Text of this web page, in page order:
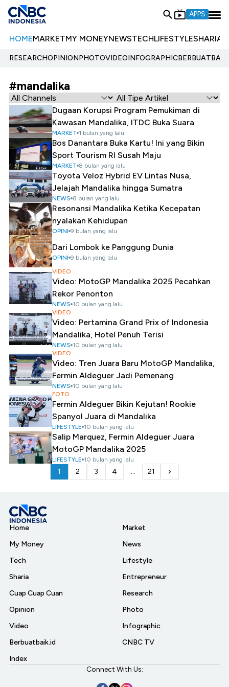
APPS
HOMEMARKETMY MONEYNEWSTECHLIFESTYLESHARIA
RESEARCHOPINIONPHOTOVIDEOINFOGRAPHIC
#mandalika
Dugaan Korupsi Program Pemukiman di
Kawasan Mandalika, ITDC Buka Suara
MARKET 1 bulan yang lalu
Bos Danantara Buka Kartu! Ini yang Bikin
Sport Tourism RI Susah Maju
MARKET 8 bulan yang lalu
Toyota Veloz Hybrid EV Lintas Nusa,
Jelajah Mandalika hingga Sumatra
NEWS 8 bulan yang lalu
Resonansi Mandalika Ketika Kecepatan
nyalakan Kehidupan
OPINI 9 bulan yang lalu
Dari Lombok ke Panggung Dunia
OPINI 9 bulan yang lalu
VIDEO
Video: MotoGP Mandalika 2025 Pecahkan
Rekor Penonton
NEWS 10 bulan yang lalu
VIDEO
Video: Pertamina Grand Prix of Indonesia
Mandalika, Hotel Penuh Terisi
NEWS 10 bulan yang lalu
VIDEO
Video: Tren Juara Baru MotoGP Mandalika,
Fermin Aldeguer Jadi Pemenang
NEWS 10 bulan yang lalu
FOTO
Fermin Aldeguer Bikin Kejutan! Rookie
Spanyol Juara di Mandalika
LIFESTYLE 10 bulan yang lalu
Salip Marquez, Fermin Aldeguer Juara
MotoGP Mandalika 2025
LIFESTYLE 10 bulan yang lalu
1 2 3 4 ... 21
Home
My Money
Tech
Sharia
Cuap Cuap Cuan
Opinion
Video
Berbuatbaik.id
Index
Market
News
Lifestyle
Entrepreneur
Research
Photo
Infographic
CNBC TV
Connect With Us: